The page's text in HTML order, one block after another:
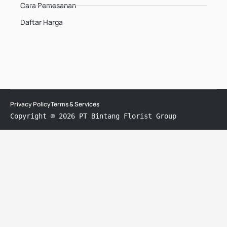
Cara Pemesanan
Daftar Harga
Copyright © 2026 PT Bintang Florist Group
Privacy PolicyTerms & Services